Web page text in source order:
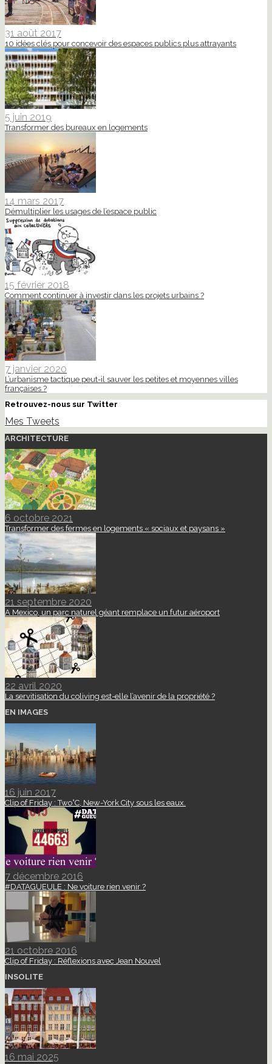
31 août 2017
10 idées clés pour concevoir des espaces publics plus attrayants
5 juin 2019
Transformer des bureaux en logements
14 mars 2017
Démultiplier les usages de l’espace public
15 février 2018
Comment continuer à investir dans les projets urbains ?
7 janvier 2020
L’urbanisme tactique peut-il sauver les petites et moyennes villes
françaises ?
Retrouvez-nous sur Twitter
Mes Tweets
ARCHITECTURE
6 octobre 2021
Transformer des fermes en logements « sociaux et paysans »
21 septembre 2020
A Mexico, un parc naturel géant remplace un futur aéroport
22 avril 2020
La servitisation du coliving est-elle l’avenir de la propriété ?
EN IMAGES
16 juin 2017
Clip of Friday : Two°C, New-York City sous les eaux.
7 décembre 2016
#DATAGUEULE : Ne voiture rien venir ?
21 octobre 2016
Clip of Friday : Réflexions avec Jean Nouvel
INSOLITE
16 mai 2025